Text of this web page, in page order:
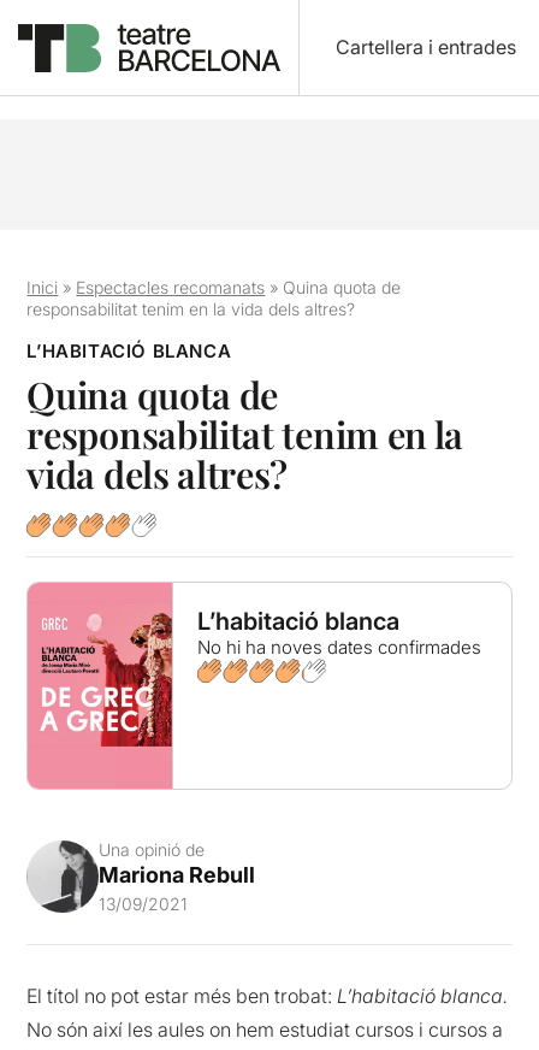
Cartellera i entrades
Inici » Espectacles recomanats » Quina quota de
responsabilitat tenim en la vida dels altres?
L’HABITACIÓ BLANCA
Quina quota de
responsabilitat tenim en la
vida dels altres?
L’habitació blanca
No hi ha noves dates confirmades
Una opinió de
Mariona Rebull
13/09/2021
El títol no pot estar més ben trobat:L’habitació blanca.
No són així les aules on hem estudiat cursos i cursos a